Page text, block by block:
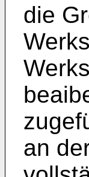
die
an